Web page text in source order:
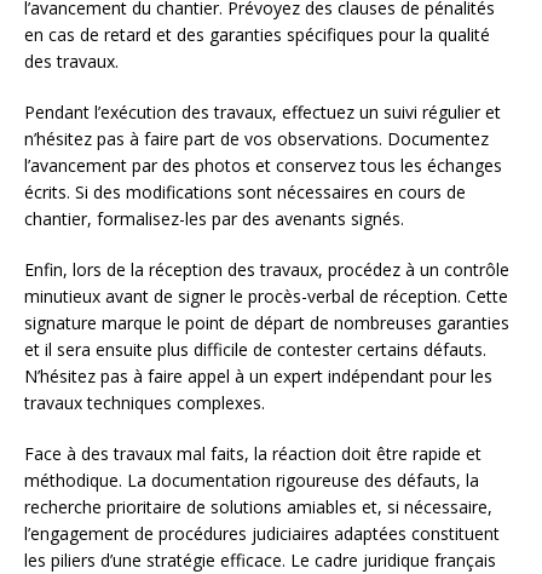
l’avancement du chantier. Prévoyez des clauses de pénalités
en cas de retard et des garanties spécifiques pour la qualité
des travaux.
Pendant l’exécution des travaux, effectuez un suivi régulier et
n’hésitez pas à faire part de vos observations. Documentez
l’avancement par des photos et conservez tous les échanges
écrits. Si des modifications sont nécessaires en cours de
chantier, formalisez-les par des avenants signés.
Enfin, lors de la réception des travaux, procédez à un contrôle
minutieux avant de signer le procès-verbal de réception. Cette
signature marque le point de départ de nombreuses garanties
et il sera ensuite plus difficile de contester certains défauts.
N’hésitez pas à faire appel à un expert indépendant pour les
travaux techniques complexes.
Face à des travaux mal faits, la réaction doit être rapide et
méthodique. La documentation rigoureuse des défauts, la
recherche prioritaire de solutions amiables et, si nécessaire,
l’engagement de procédures judiciaires adaptées constituent
les piliers d’une stratégie efficace. Le cadre juridique français